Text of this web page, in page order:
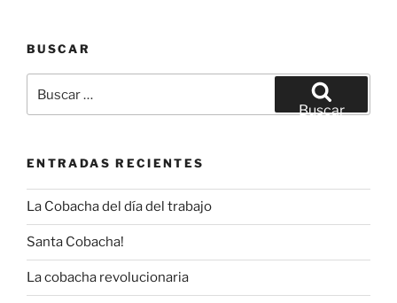
BUSCAR
por:
Buscar
ENTRADAS RECIENTES
La Cobacha del día del trabajo
Santa Cobacha!
La cobacha revolucionaria